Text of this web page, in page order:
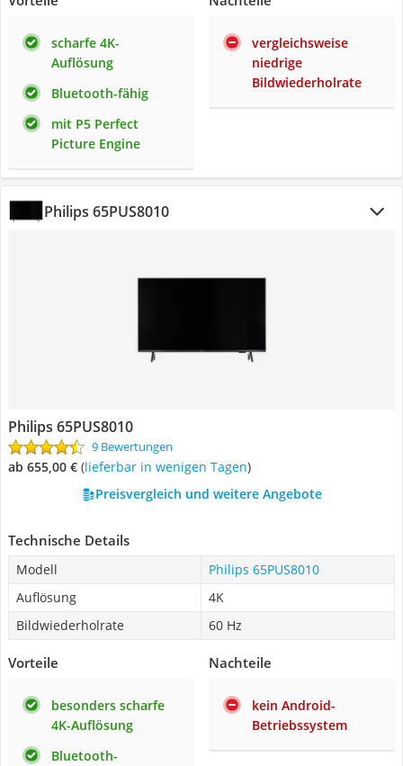
scharfe 4K-
Auflösung
Bluetooth-fähig
mit P5 Perfect
Picture Engine
vergleichsweise
niedrige
Bildwiederholrate
Philips 65PUS8010
Philips 65PUS8010
9 Bewertungen
ab 655,00 € ( Lieferbar in wenigen Tagen)
Preisvergleich und weitere Angebote
Technische Details
Modell
Philips 65PUS8010
Auflösung
4K
Bildwiederholrate
60 Hz
Vorteile
besonders scharfe
4K-Auflösung
Bluetooth-
Nachteile
kein Android-
Betriebssystem